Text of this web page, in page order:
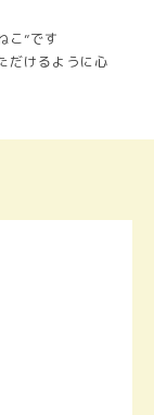
こ”です
だけるように心